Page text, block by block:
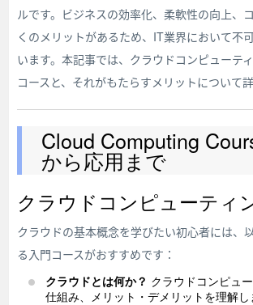
ルです。ビジネスの効率化、柔軟性の向上、
くのメリットがあるため、IT業界において不
います。本記事では、クラウドコンピューテ
コースと、それがもたらすメリットについて
Cloud Computing
から応用まで
クラウドコンピューティ
クラウドの基本概念を学びたい初心者には、
る入門コースがおすすめです：
クラウドとは何か？ クラウドコンピュ
仕組み、メリット・デメリットを理解し